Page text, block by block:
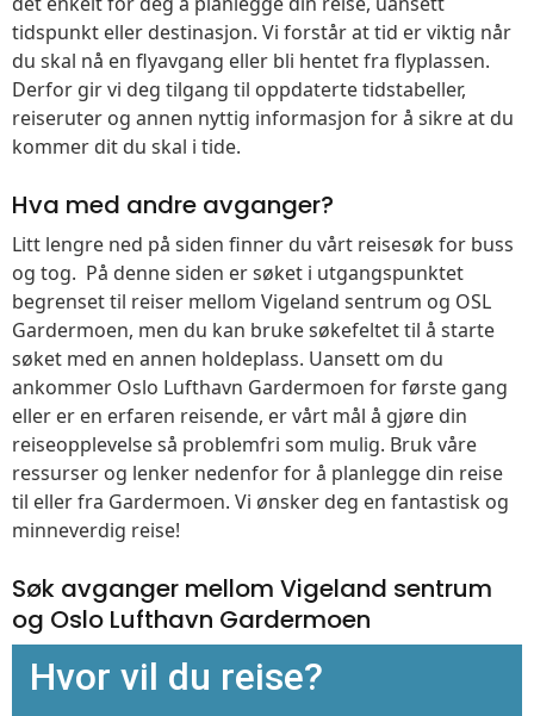
tidspunkt eller destinasjon. Vi forstår at tid er viktig når
du skal nå en flyavgang eller bli hentet fra flyplassen.
Derfor gir vi deg tilgang til oppdaterte tidstabeller,
reiseruter og annen nyttig informasjon for å sikre at du
kommer dit du skal i tide.
Hva med andre avganger?
Litt lengre ned på siden finner du vårt reisesøk for buss
og tog. På denne siden er søket i utgangspunktet
begrenset til reiser mellom Vigeland sentrum og OSL
Gardermoen, men du kan bruke søkefeltet til å starte
søket med en annen holdeplass. Uansett om du
ankommer Oslo Lufthavn Gardermoen for første gang
eller er en erfaren reisende, er vårt mål å gjøre din
reiseopplevelse så problemfri som mulig. Bruk våre
ressurser og lenker nedenfor for å planlegge din reise
til eller fra Gardermoen. Vi ønsker deg en fantastisk og
minneverdig reise!
Søk avganger mellom Vigeland sentrum
og Oslo Lufthavn Gardermoen
Hvor vil du reise?